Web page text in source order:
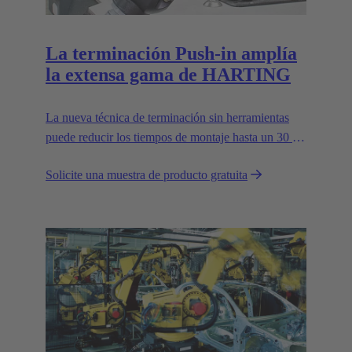
La terminación Push-in amplía
la extensa gama de HARTING
La nueva técnica de terminación sin herramientas
puede reducir los tiempos de montaje hasta un 30 %
Solicite una muestra de producto gratuita